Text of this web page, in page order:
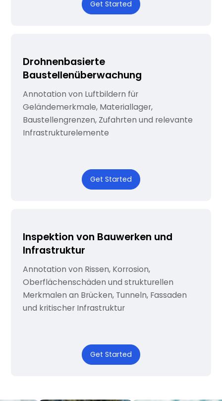
Get Started
Drohnenbasierte
Baustellenüberwachung
Annotation von Luftbildern für
Geländemerkmale, Materiallager,
Baustellengrenzen, Zufahrten und relevante
Infrastrukturelemente
Get Started
Inspektion von Bauwerken und
Infrastruktur
Annotation von Rissen, Korrosion,
Oberflächenschäden und strukturellen
Merkmalen an Brücken, Tunneln, Fassaden
und kritischer Infrastruktur
Get Started